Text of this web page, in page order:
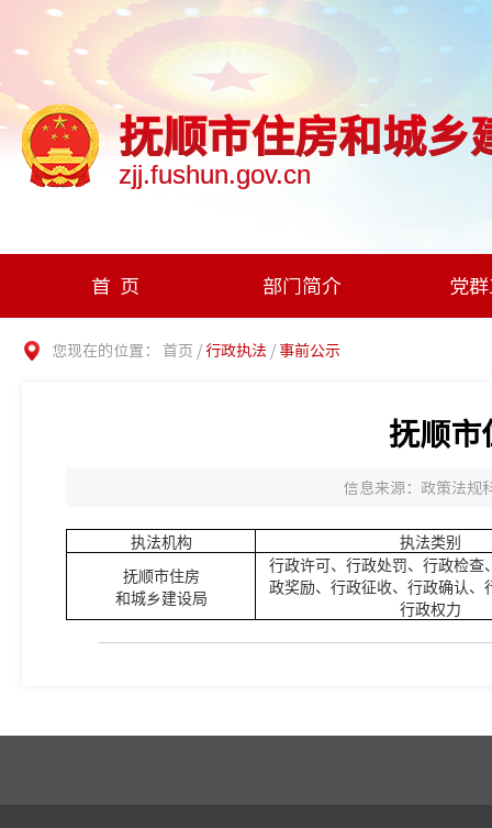
抚顺市住房和城乡
zjj.fushun.gov.cn
首页 部门简介 党
您现在的位置： 首页 /行政执法 / 事前公示
抚顺市
信息来源：政策法规
执法机构 执法类别
抚顺市住房
和城乡建设局
行政许可、行政处罚、行政检查
政奖励、行政征收、行政确认、
行政权力